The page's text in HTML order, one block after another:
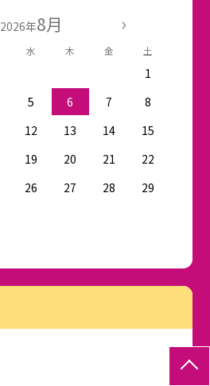
2026年8月
水 木 金 土
1
5 6 7
8
12 13 14
15
19 20 21
22
26 27 28
29